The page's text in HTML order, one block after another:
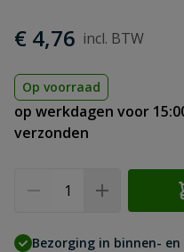
€ 4,76
Op voorraad
op werkdagen voor
verzonden
Bezorging in binnen-